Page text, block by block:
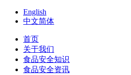
English
中文简体
首页
关于我们
食品安全知识
食品安全资讯